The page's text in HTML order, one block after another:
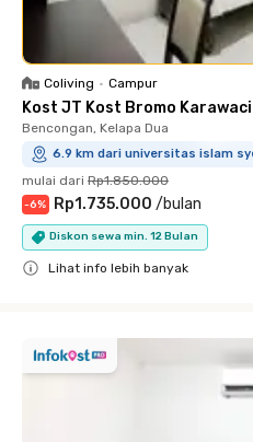
Coliving • Campur
Kost JT Kost Bromo Karawaci
Bencongan, Kelapa Dua
6.9 km dari universitas islam
mulai dari Rp1.850.000
-6% Rp1.735.000 /bulan
Diskon sewa min. 12 Bulan
Lihat info lebih banyak